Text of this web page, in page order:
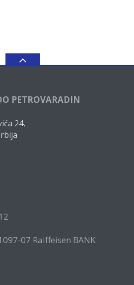
PETROVARADIN
24,
07 Raiffeisen BANK